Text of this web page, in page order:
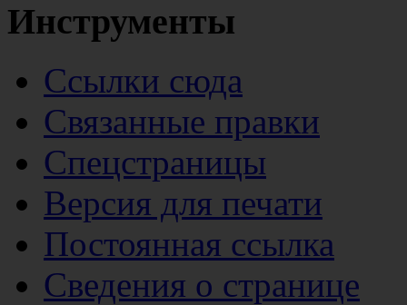
Инструменты
Ссылки сюда
Связанные правки
Спецстраницы
Версия для печати
Постоянная ссылка
Сведения о странице